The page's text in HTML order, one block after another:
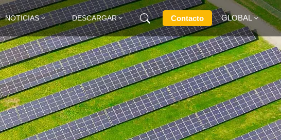
NOTICIAS DESCARGAR Contacto GLOBAL
English
Français
Deutsch
Русский